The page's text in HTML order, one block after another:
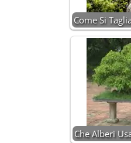
Come Si
Che Alberi